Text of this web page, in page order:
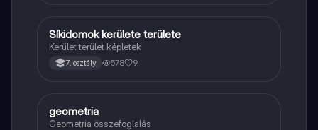
Matek
Síkidomok kerülete területe
Kerület terület képletek
7. osztály 578 9
Matek
geometria
Geometria összefoglalás